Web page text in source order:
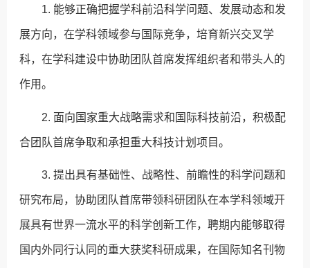
1. 能够正确把握学科前沿科学问题、发展动态和发
展方向，在学科领域参与国际竞争，培育新兴交叉学
科，在学科建设中协助团队首席发挥组织者和带头人的
作用。
2. 面向国家重大战略需求和国际科技前沿，积极配
合团队首席争取和承担重大科技计划项目。
3. 提出具有基础性、战略性、前瞻性的科学问题和
研究布局，协助团队首席带领科研团队在本学科领域开
展具有世界一流水平的科学创新工作，聘期内能够取得
国内外同行认同的重大获奖科研成果，在国际知名刊物